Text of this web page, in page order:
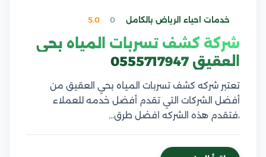
خدمات احياء الرياض بالكامل 0
5.0
شركة كشف تسربات المياه بحي
العقيق 0555717947
تعتبر شركه كشف تسربات المياه بحي العقيق من
أفضل الشركات التي تقدم أفضل خدمه للعملاء
،فتقدم هذه الشركه افضل طرق…